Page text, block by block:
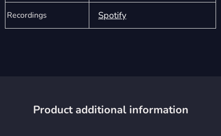
Recordings Spotify
Product additional information